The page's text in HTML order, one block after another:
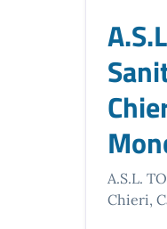
A.S.L.
Chieri,